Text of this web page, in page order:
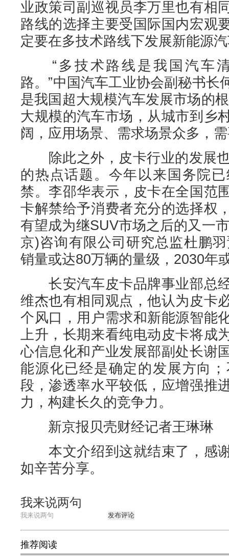
业政策司副巡视员李万里也有相
路线的选择主要受国际国内宏观
定要在多技术路线下发展新能源
“多技术路线是我国汽车清
路。”中国汽车工业协会副秘书长
是我国超大规模汽车发展市场的
大规模的汽车市场，从城市到乡
阔，应用场景、需求场景众多，
除此之外，皮卡行业的发展也
的热点话题。今年以来国务院
禁。李邵华表示，皮卡在全国范
卡解禁给予消费者充分的选择权
有望成为继SUV市场之后的又一
京)咨询有限公司研究总监杜鹏
销量或达80万辆的量级，2030年
长安汽车皮卡品牌事业部总
维杰也有相同观点，他认为皮卡
个风口，用户需求和新能源智能
上升，长期来看纯电动皮卡将成
心信息化和产业发展部副处长谢
能源化已经是确定的发展方向
段，渗透率水平较低，应增强推
力，构建长久的竞争力。
新京报贝壳财经记者王琳琳
本文介绍到这就结束了，感
如辛苦分享。
我来说两句
发布评论
推荐阅读